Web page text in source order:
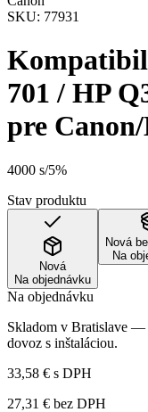
SKU: 77931
701 / HP
pre
4000 s/5%
Stav produktu
Nová
Na objednávku
Nová
Na
Na objednávku
Skladom v Bratislave —
dovoz s inštaláciou.
33,58 € s DPH
27,31 € bez DPH